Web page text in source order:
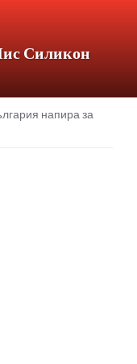
Силикон
напира за